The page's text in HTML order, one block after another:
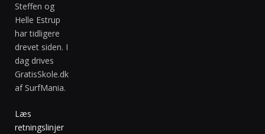
Steffen og
Helle Estrup
har tidligere
drevet siden. I
dag drives
GratisSkole.dk
af SurfMania.
Læs
retningslinjer